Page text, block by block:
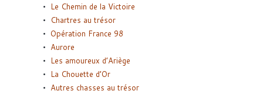
Le Chemin de la Victoire
Chartres au trésor
Opération France 98
Aurore
Les amoureux d’Ariège
La Chouette d’Or
Autres chasses au trésor